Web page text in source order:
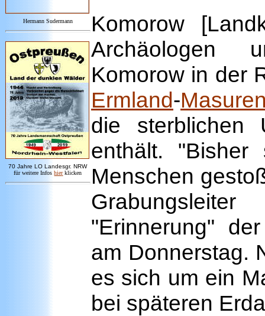
Hermann Sudermann
70 Jahre LO Landesgr. NRW
für weitere Infoshier klicken
Komorow
Archäologen
Komorow in der
Ermland-
die sterblichen
enthält.
Menschen
"Erinnerung"
am Donnerstag.
es sich um ein
bei späteren